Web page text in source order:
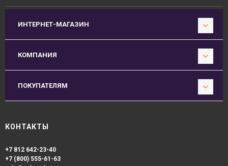
ИНТЕРНЕТ-МАГАЗИН
КОМПАНИЯ
ПОКУПАТЕЛЯМ
КОНТАКТЫ
+7 812 642-23-40
+7 (800) 555-61-63